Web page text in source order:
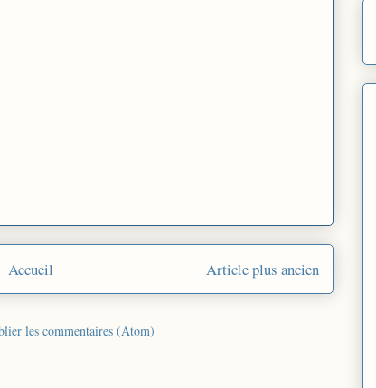
Article plus ancien
Accueil
les commentaires (Atom)